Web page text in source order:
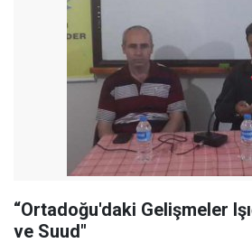
“Ortadoğu'daki Gelişmeler
ve Suud"